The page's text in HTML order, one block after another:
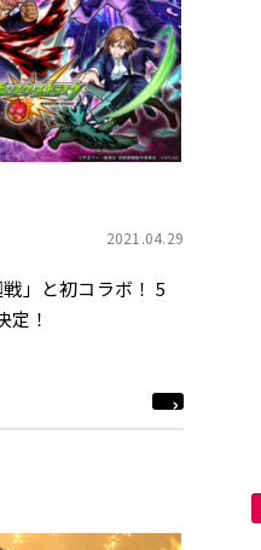
2021.04.29
」と初コラボ！ 5
定！